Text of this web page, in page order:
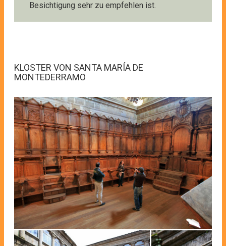
Besichtigung sehr zu empfehlen ist.
KLOSTER VON SANTA MARÍA DE
MONTEDERRAMO